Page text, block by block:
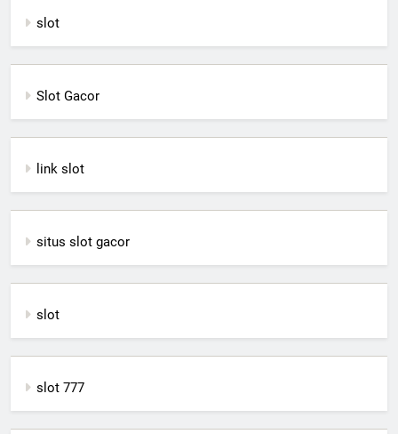
slot
Slot Gacor
link slot
situs slot gacor
slot
slot 777